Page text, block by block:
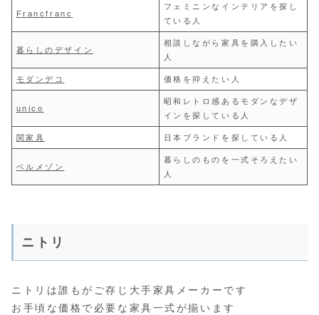
Francfranc
フェミニンなインテリアを探し
ている人
暮らしのデザイン
相談しながら家具を購入したい
人
モダンデコ 価格を抑えたい人
unico
昭和レトロ感あるモダンなデザ
インを探している人
関家具 日本ブランドを探している人
ベルメゾン
暮らしのものを一式そろえたい
人
ニトリ
ニトリは誰もがご存じ大手家具メーカーです
お手頃な価格で必要な家具一式が揃います